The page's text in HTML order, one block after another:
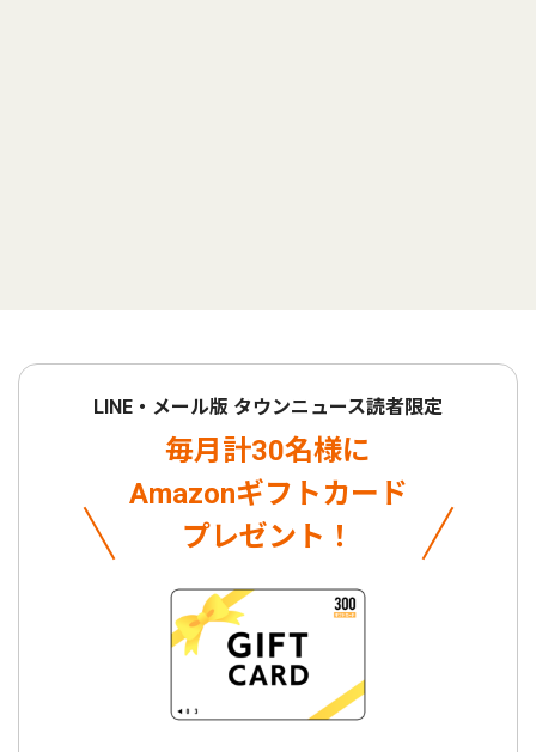
LINE・メール版 タウンニュース読者限定
毎月計30名様に
Amazonギフトカード
プレゼント！